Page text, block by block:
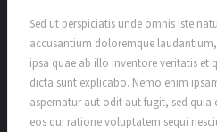
Sed ut perspiciatis unde omnis iste
accusantium doloremque
ipsa quae ab illo inventore veritatis et
dicta sunt explicabo. Nemo enim
aspernatur aut odit aut fugit, sed
eos qui ratione voluptatem sequi